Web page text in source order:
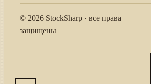
© 2026 StockSharp · все права
защищены